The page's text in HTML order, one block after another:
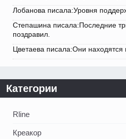
Лобанова писала:Уровня
Степашина писала:Последние
поздравил.
Цветаева писала:Они находятся
Категории
Rline
Креакор